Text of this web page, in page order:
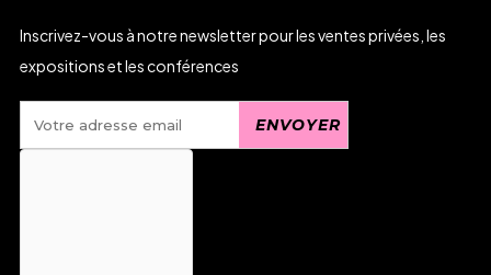
Inscrivez-vous à notre newsletter pour les ventes privées, les
expositions et les conférences